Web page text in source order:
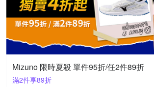
Mizuno 限時夏殺 單件95折/任2件89折
滿2件享89折